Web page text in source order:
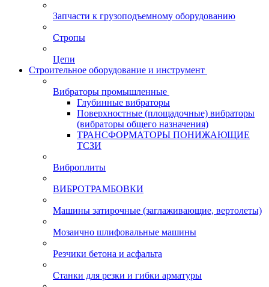
Запчасти к грузоподъемному оборудованию
Стропы
Цепи
Строительное оборудование и инструмент
Вибраторы промышленные
Глубинные вибраторы
Поверхностные (площадочные) вибраторы
(вибраторы общего назначения)
ТРАНСФОРМАТОРЫ ПОНИЖАЮЩИЕ
ТСЗИ
Виброплиты
ВИБРОТРАМБОВКИ
Машины затирочные (заглаживающие, вертолеты)
Мозаично шлифовальные машины
Резчики бетона и асфальта
Станки для резки и гибки арматуры